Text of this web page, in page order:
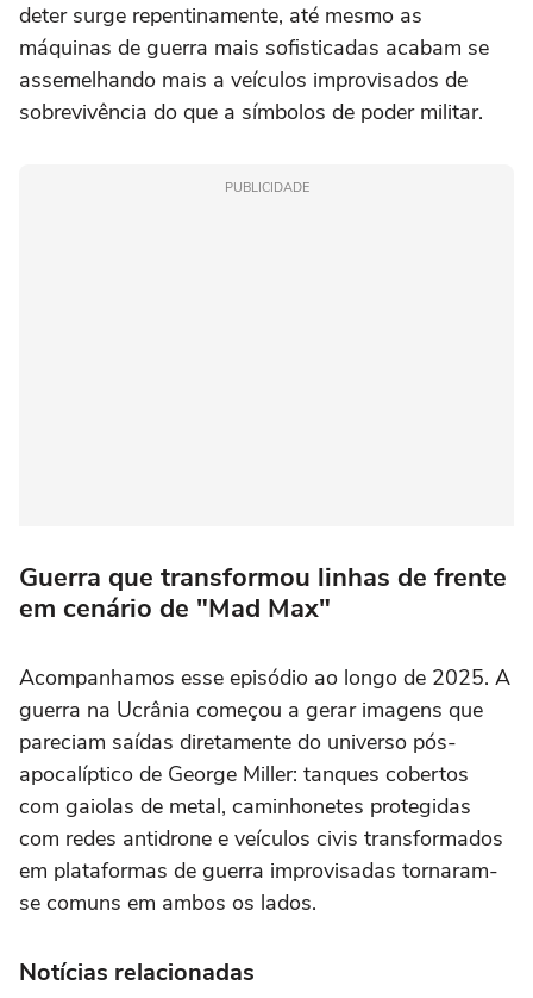
deter surge repentinamente, até mesmo as
máquinas de guerra mais sofisticadas acabam se
assemelhando mais a veículos improvisados de
sobrevivência do que a símbolos de poder militar.
PUBLICIDADE
Guerra que transformou linhas de frente
em cenário de "Mad Max"
Acompanhamos esse episódio ao longo de 2025. A
guerra na Ucrânia começou a gerar imagens que
pareciam saídas diretamente do universo pós-
apocalíptico de George Miller: tanques cobertos
com gaiolas de metal, caminhonetes protegidas
com redes antidrone e veículos civis transformados
em plataformas de guerra improvisadas tornaram-
se comuns em ambos os lados.
Notícias relacionadas